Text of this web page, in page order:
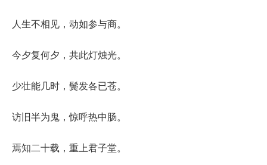
人生不相见，动如参与商。
今夕复何夕，共此灯烛光。
少壮能几时，鬓发各已苍。
访旧半为鬼，惊呼热中肠。
焉知二十载，重上君子堂。